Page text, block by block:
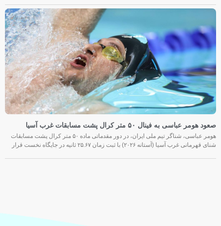
صعود هومر عباسی به فینال ۵۰ متر کرال پشت مسابقات غرب آسیا
هومر عباسی، شناگر تیم ملی ایران، در دور مقدماتی ماده ۵۰ متر کرال پشت مسابقات
شنای قهرمانی غرب آسیا (آستانه ۲۰۲۶) با ثبت زمان ۲۵.۶۷ ثانیه در جایگاه نخست قرار